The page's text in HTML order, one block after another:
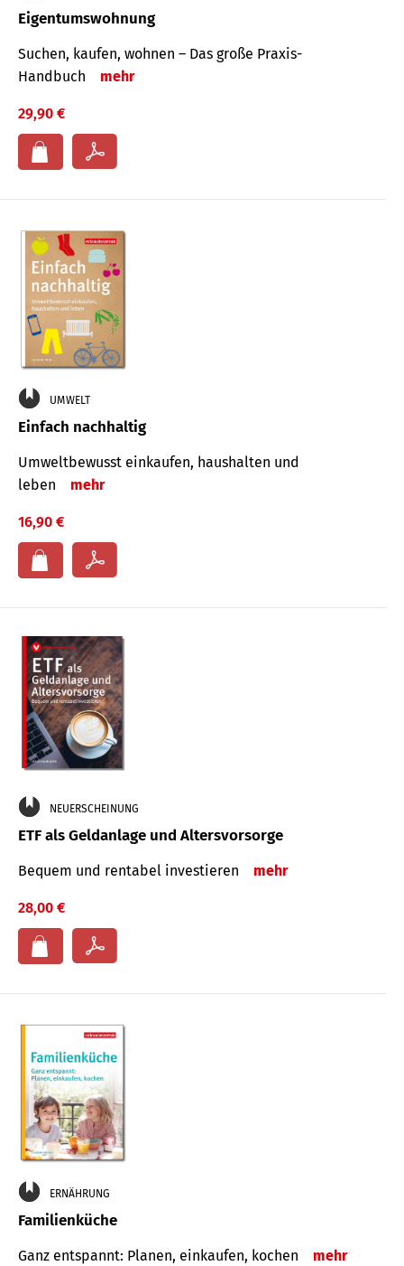
Eigentumswohnung
Suchen, kaufen, wohnen – Das große Praxis-
Handbuch
mehr
29,90 €
UMWELT
Einfach nachhaltig
Umweltbewusst einkaufen, haushalten und
leben
mehr
16,90 €
NEUERSCHEINUNG
ETF als Geldanlage und Altersvorsorge
Bequem und rentabel investieren mehr
28,00 €
ERNÄHRUNG
Familienküche
Ganz entspannt: Planen, einkaufen, kochen mehr